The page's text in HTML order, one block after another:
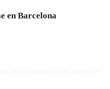
en Barcelona